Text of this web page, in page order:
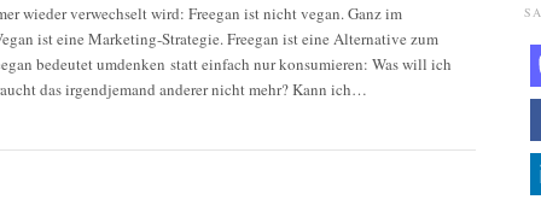
wieder verwechselt wird: Freegan ist nicht vegan. Ganz im
ist eine Marketing-Strategie. Freegan ist eine Alternative zum
bedeutet umdenken statt einfach nur konsumieren: Was will ich
das irgendjemand anderer nicht mehr? Kann ich…